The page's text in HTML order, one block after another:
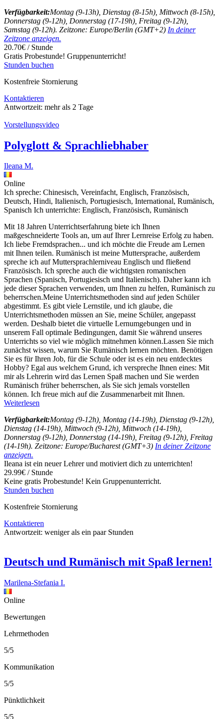
Verfügbarkeit:Montag (9-13h), Dienstag (8-15h), Mittwoch (8-15h),
Donnerstag (9-12h), Donnerstag (17-19h), Freitag (9-12h),
Samstag (9-12h). Zeitzone: Europe/Berlin (GMT+2) In deiner
Zeitzone anzeigen.
20.70€ / Stunde
Gratis Probestunde! Gruppenunterricht!
Stunden buchen
Kostenfreie Stornierung
Kontaktieren
Antwortzeit: mehr als 2 Tage
Vorstellungsvideo
Polyglott & Sprachliebhaber
Ileana M.
Online
Ich spreche: Chinesisch, Vereinfacht, Englisch, Französisch,
Deutsch, Hindi, Italienisch, Portugiesisch, International, Rumänisch,
Spanisch Ich unterrichte: Englisch, Französisch, Rumänisch
Mit 18 Jahren Unterrichtserfahrung biete ich Ihnen
maßgeschneiderte Tools an, um auf Ihrer Lernreise Erfolg zu haben.
Ich liebe Fremdsprachen... und ich möchte die Freude am Lernen
mit Ihnen teilen. Rumänisch ist meine Muttersprache, außerdem
spreche ich auf Muttersprachlerniveau Englisch und fließend
Französisch. Ich spreche auch die wichtigsten romanischen
Sprachen (Spanisch, Portugiesisch und Italienisch). Daher kann ich
jede dieser Sprachen verwenden, um Ihnen zu helfen, Rumänisch zu
beherrschen.Meine Unterrichtsmethoden sind auf jeden Schüler
abgestimmt. Es gibt viele Lernstile, und ich glaube, die
Unterrichtsmethoden müssen an Sie, meine Schüler, angepasst
werden. Deshalb bietet die virtuelle Lernumgebungen und in
unserem Fall optimale Bedingungen, damit Sie während unseres
Unterrichts so viel wie möglich mitnehmen können.Lassen Sie mich
zunächst wissen, warum Sie Rumänisch lernen möchten. Benötigen
Sie es für Ihren Job, für die Schule oder ist es ein neu entdecktes
Hobby? Egal aus welchem ​​Grund, ich verspreche Ihnen eines: Mit
mir als Lehrerin wird das Lernen Spaß machen und Sie werden
Rumänisch früher beherrschen, als Sie sich jemals vorstellen
können. Ich freue mich auf die Zusammenarbeit mit Ihnen.
Weiterlesen
Verfügbarkeit:Montag (9-12h), Montag (14-19h), Dienstag (9-12h),
Dienstag (14-19h), Mittwoch (9-12h), Mittwoch (14-19h),
Donnerstag (9-12h), Donnerstag (14-19h), Freitag (9-12h), Freitag
(14-19h). Zeitzone: Europe/Bucharest (GMT+3) In deiner Zeitzone
anzeigen.
Ileana ist ein neuer Lehrer und motiviert dich zu unterrichten!
29.99€ / Stunde
Keine gratis Probestunde! Kein Gruppenunterricht.
Stunden buchen
Kostenfreie Stornierung
Kontaktieren
Antwortzeit: weniger als ein paar Stunden
Deutsch und Rumänisch mit Spaß lernen!
Marilena-Stefania I.
Online
Bewertungen
Lehrmethoden
5/5
Kommunikation
5/5
Pünktlichkeit
5/5